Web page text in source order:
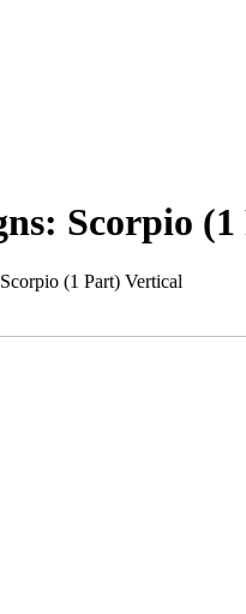
Scorpio
(1 Part) Vertical